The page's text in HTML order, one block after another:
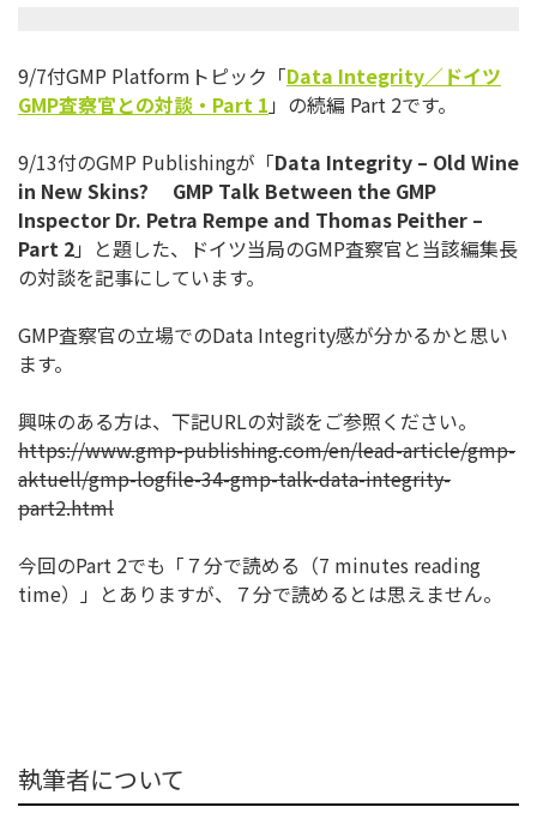
9/7付GMP Platformトピック「Data Integrity／ドイツ
GMP査察官との対談・ Part 1 」の続編 Part 2です。
9/13付のGMP Publishingが「Data Integrity – Old Wine
in New Skins?
GMP Talk Between the GMP
Inspector Dr. Petra Rempe and Thomas Peither –
Part 2」と題した、ドイツ当局のGMP査察官と当該編集長
の対談を記事にしています。
GMP査察官の立場でのData Integrity感が分かるかと思い
ます。
興味のある方は、下記URLの対談をご参照ください。
https://www.gmp-publishing.com/en/lead-article/gmp-
aktuell/gmp-logfile-34-gmp-talk-data-integrity-
part2.html
今回のPart 2でも「７分で読める（7 minutes reading
time）」とありますが、７分で読めるとは思えません。
執筆者について